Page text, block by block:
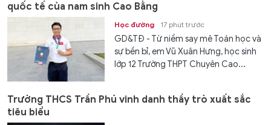
quốc tế của nam sinh Cao Bằng
Học đường 17 phút trước
GD&TĐ - Từ niềm say mê Toán học và
sự bền bỉ, em Vũ Xuân Hưng, học sinh
lớp 12 Trường THPT Chuyên Cao...
Trường THCS Trần Phú vinh danh thầy trò xuất sắc
tiêu biểu